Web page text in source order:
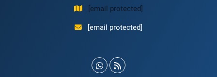
[email protected]
[email protected]